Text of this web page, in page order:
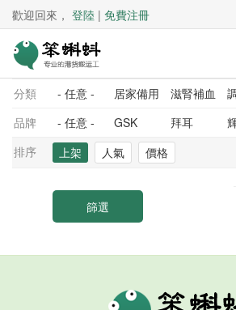
歡迎回來， 登陸 | 免費注冊
分類 - 任意 - 居家備用 滋腎補血
品牌
- 任意 - GSK 拜耳
排序
上架 人氣 價格